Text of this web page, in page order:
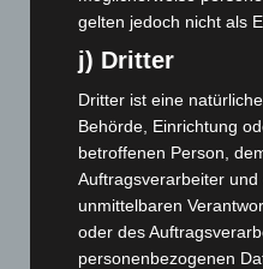
Mai 2024(149)
April 2024(102)
März 2024(103)
Februar 2024(103)
Januar 2024
Dezember 2023(130)
November 2023(130)
gelten jedoch nicht als
j) Dritter
Dritter ist eine
Behörde, Einrichtung
betroffenen Person,
Auftragsverarbeiter
unmittelbaren
oder des
personenbezogenen